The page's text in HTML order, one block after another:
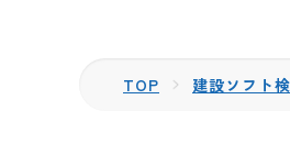
TOP 建設ソフト